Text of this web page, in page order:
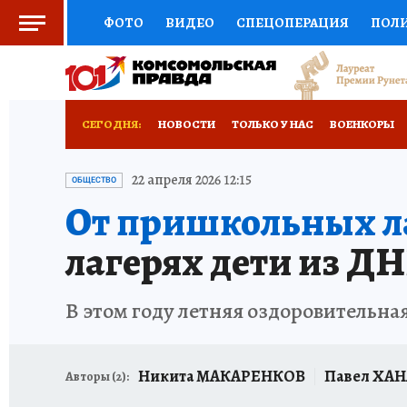
ФОТО ВИДЕО СПЕЦОПЕРАЦИЯ
СОЦПОДДЕРЖКА НАУКА СПОРТ
ГИД ПОТРЕБИТЕЛЯ РАДИО
СЕГОДНЯ: НОВОСТИ ТОЛЬКО У НАС ВОЕНКОРЫ
НОВОРОССИЯ
ОБЩЕСТВО 22 апреля 2026 12:15
От пришкольных
лагерях дети из
В этом году летняя
Авторы (2): Никита МАКАРЕНКОВ Павел